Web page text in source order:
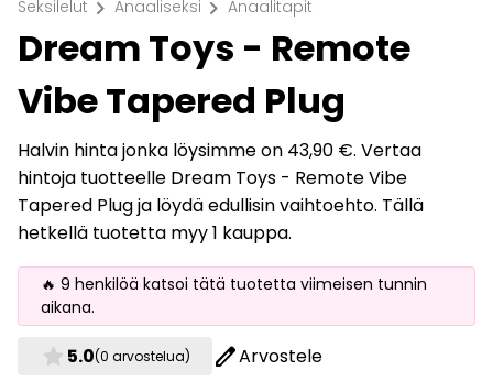
Seksilelut chevron_right Anaaliseksi chevron_right Anaalitapit
Dream Toys - Remote
Vibe Tapered Plug
Halvin hinta jonka löysimme on 43,90 €. Vertaa
hintoja tuotteelle Dream Toys - Remote Vibe
Tapered Plug ja löydä edullisin vaihtoehto. Tällä
hetkellä tuotetta myy 1 kauppa.
🔥 9 henkilöä katsoi tätä tuotetta viimeisen tunnin
aikana.
star 5.0(0 arvostelua) editArvostele